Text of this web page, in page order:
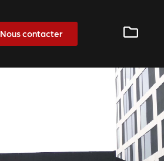
Nous contacter